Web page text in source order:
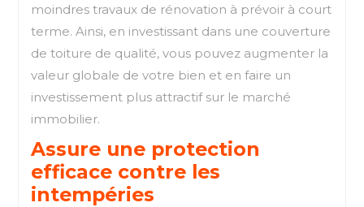
moindres travaux de rénovation à prévoir à court
terme. Ainsi, en investissant dans une couverture
de toiture de qualité, vous pouvez augmenter la
valeur globale de votre bien et en faire un
investissement plus attractif sur le marché
immobilier.
Assure une protection
efficace contre les
intempéries